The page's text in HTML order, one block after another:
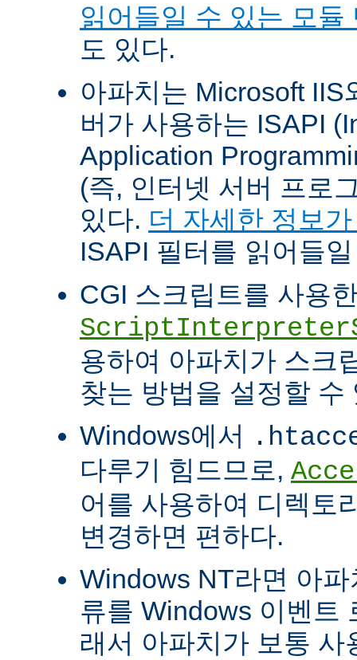
읽어들일 수 있는 모듈
도 있다.
아파치는 Microsoft
버가 사용하는 ISAPI
Application
(즉, 인터넷 서버 프로
있다. 더 자세한 정보
ISAPI 필터를 읽어들
CGI 스크립트를 사용
용하여 아파치가 스크
찾는 방법을 설정할 수
Windows에서
다루기 힘드므로,
어를 사용하여 디렉토
변경하면 편하다.
Windows NT라면 아
류를 Windows 이벤트
래서 아파치가 보통